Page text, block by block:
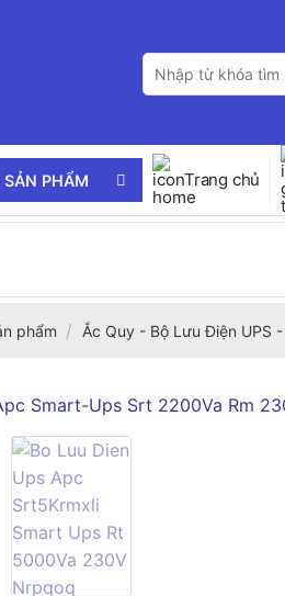
Tìm
kiếm:
PHẨM Trang chủ
phẩm / Ắc Quy - Bộ Lưu Điện UPS